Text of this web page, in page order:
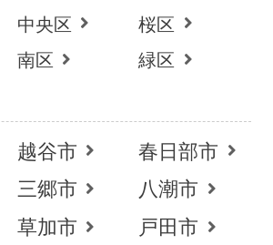
中央区
桜区
南区
緑区
越谷市
春日部市
三郷市
八潮市
草加市
戸田市